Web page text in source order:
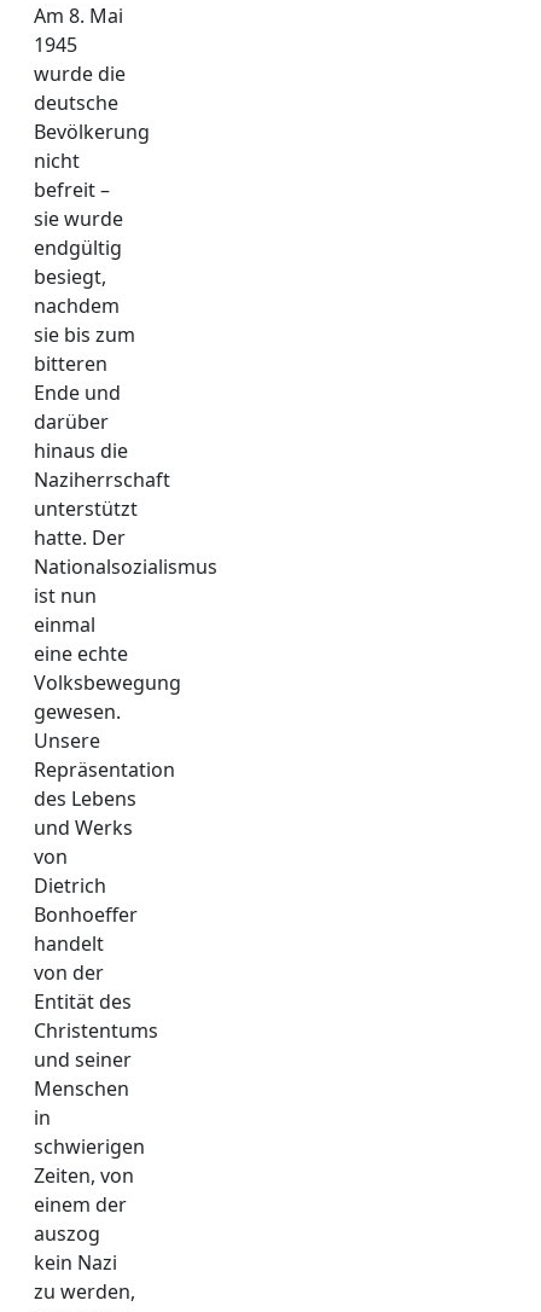
Am 8. Mai
1945
wurde die
deutsche
Bevölkerung
nicht
befreit –
sie wurde
endgültig
besiegt,
nachdem
sie bis zum
bitteren
Ende und
darüber
hinaus die
Naziherrschaft
unterstützt
hatte. Der
Nationalsozialismus
ist nun
einmal
eine echte
Volksbewegung
gewesen.
Unsere
Repräsentation
des Lebens
und Werks
von
Dietrich
Bonhoeffer
handelt
von der
Entität des
Christentums
und seiner
Menschen
in
schwierigen
Zeiten, von
einem der
auszog
kein Nazi
zu werden,